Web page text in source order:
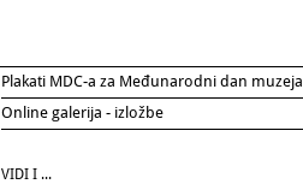
Plakati MDC-a za Međunarodni dan muzeja
Online galerija - izložbe
VIDI I ...